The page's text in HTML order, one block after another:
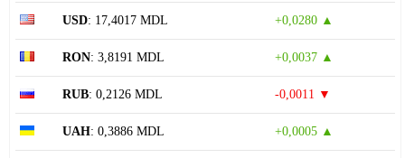
USD: 17,4017 MDL +0,0280 ▲
RON: 3,8191 MDL +0,0037 ▲
RUB: 0,2126 MDL -0,0011 ▼
UAH: 0,3886 MDL +0,0005 ▲